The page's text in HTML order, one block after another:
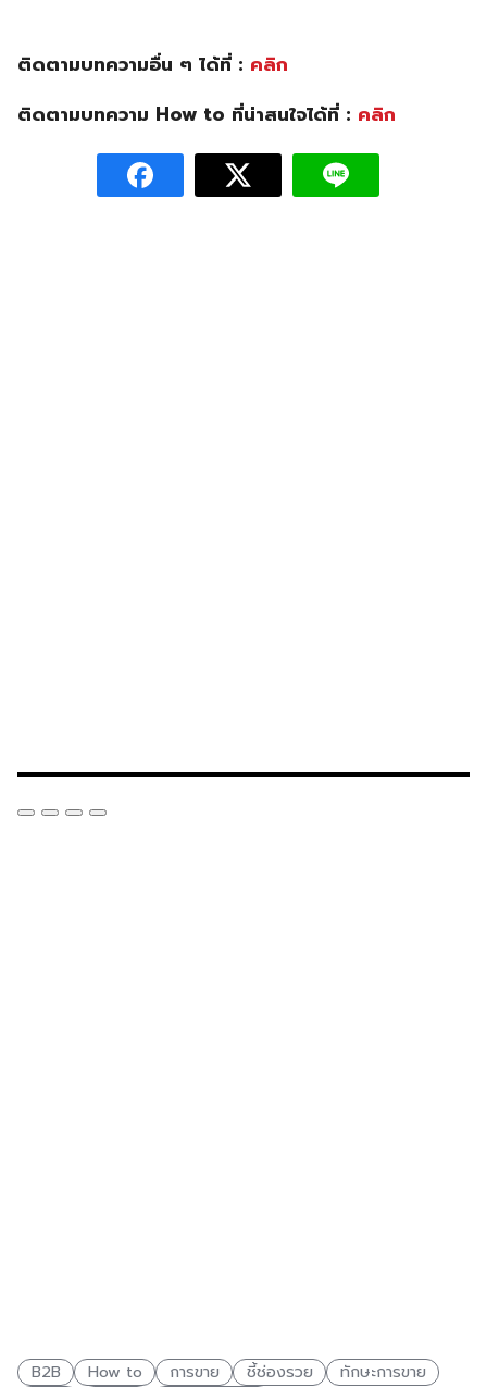
ติดตามบทความอื่น ๆ ได้ที่ : คลิก
ติดตามบทความ How to ที่น่าสนใจได้ที่ : คลิก
B2B How to การขาย ชี้ช่องรวย
ทักษะการขาย